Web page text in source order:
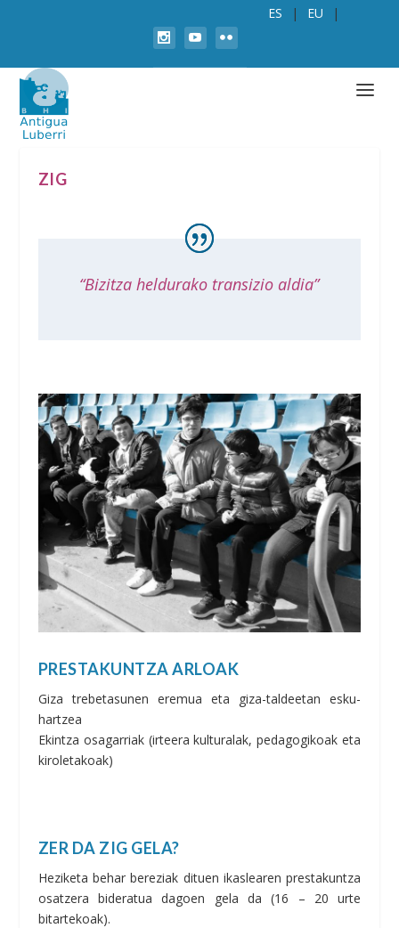
EU
ES
ZIG
“Bizitza heldurako transizio aldia”
PRESTAKUNTZA ARLOAK
Giza trebetasunen eremua eta giza-taldeetan esku-
hartzea
Ekintza osagarriak (irteera kulturalak, pedagogikoak eta
kiroletakoak)
ZER DA ZIG GELA?
Heziketa behar bereziak dituen ikaslearen prestakuntza
osatzera bideratua dagoen gela da (16 – 20 urte
bitartekoak).